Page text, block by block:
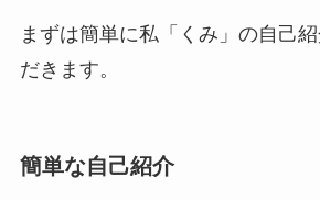
まずは簡単に私「くみ」の自己
だきます。
簡単な自己紹介